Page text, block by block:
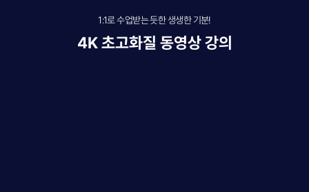
1:1로 수업받는 듯한 생생한 기분!
4K 초고화질 동영상 강의